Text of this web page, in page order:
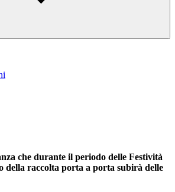
che durante il periodo delle Festività
della raccolta porta a porta subirà delle